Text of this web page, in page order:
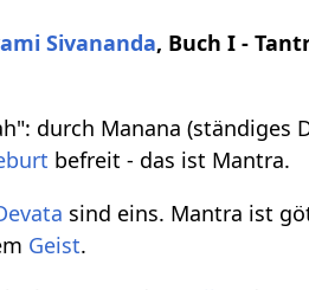
Sivananda, Buch I -
durch Manana (ständiges
befreit - das ist Mantra.
sind eins. Mantra ist
Geist.